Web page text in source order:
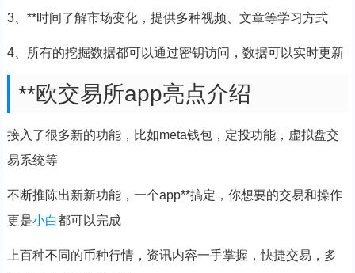
3、**时间了解市场变化，提供多种视频、文章等学习方式
4、所有的挖掘数据都可以通过密钥访问，数据可以实时更新
**欧交易所app亮点介绍
接入了很多新的功能，比如meta钱包，定投功能，虚拟盘交
易系统等
不断推陈出新新功能，一个app**搞定，你想要的交易和操作
更是小白都可以完成
上百种不同的币种行情，资讯内容一手掌握，快捷交易，多